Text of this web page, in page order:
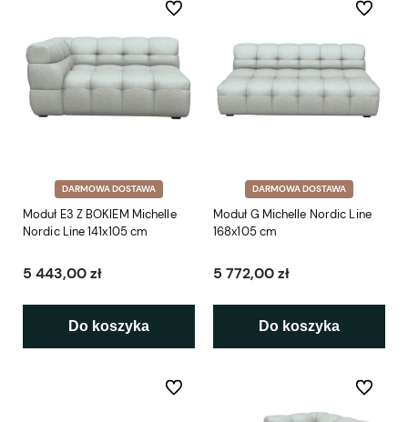
DARMOWA DOSTAWA
Moduł E3 Z BOKIEM Michelle
Nordic Line 141x105 cm
5 443,00 zł
Do koszyka
Do ulubionych
DARMOWA DOSTAWA
Moduł G Michelle Nordic Line
168x105 cm
5 772,00 zł
Do koszyka
Do
Do ulubionych Do